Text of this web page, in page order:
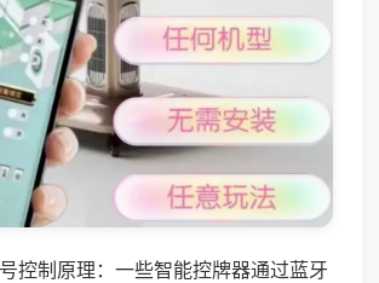
控制原理：一些智能控牌器通过蓝牙